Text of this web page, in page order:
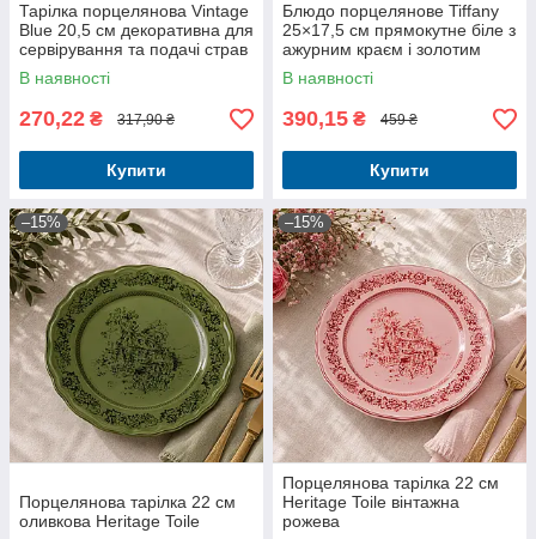
Тарілка порцелянова Vintage
Blue 20,5 см декоративна для
сервірування та подачі страв
В наявності
270,22 ₴ 317,90 ₴
Купити
Блюдо порцелянове Tiffany
25×17,5 см прямокутне біле з
ажурним краєм і золотим
декором
В наявності
390,15 ₴ 459 ₴
Купити
–15%
Порцелянова тарілка 22 см
оливкова Heritage Toile
–15%
Порцелянова тарілка 22 см
Heritage Toile вінтажна
рожева